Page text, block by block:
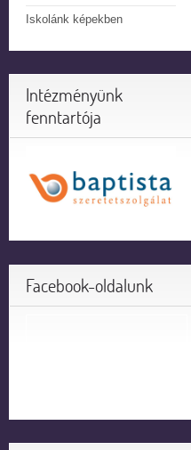
Iskolánk képekben
Intézményünk
fenntartója
Facebook-oldalunk